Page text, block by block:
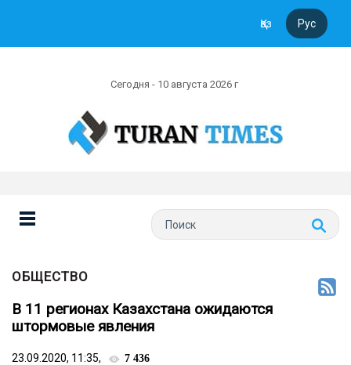
Қаз Рус
Сегодня - 10 августа 2026 г
ОБЩЕСТВО
В 11 регионах Казахстана ожидаются
штормовые явления
23.09.2020, 11:35, 7 436